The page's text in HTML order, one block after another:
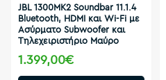
JBL 1300ΜK2 Soundbar 11.1.4
Bluetooth, HDMI και Wi-Fi με
Ασύρματο Subwoofer και
Τηλεχειριστήριο Μαύρο
1.399,00€